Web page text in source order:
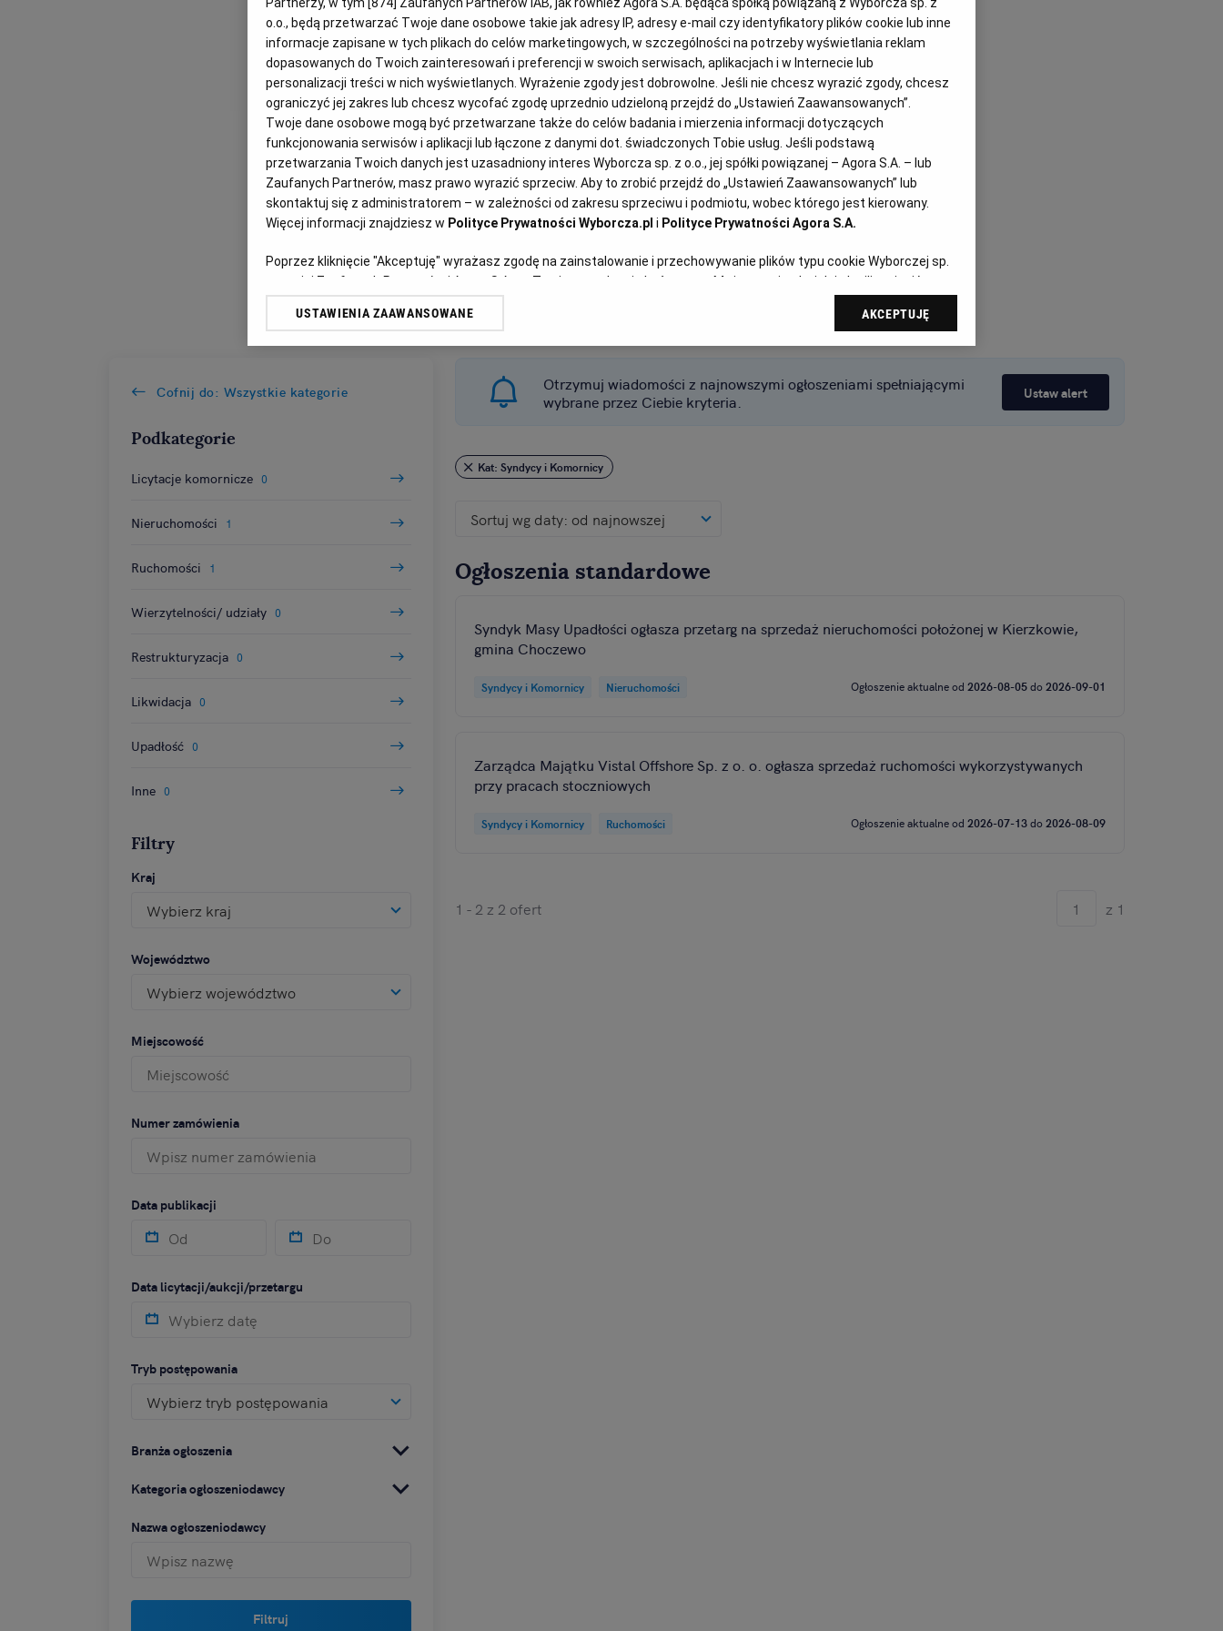
Cofnij do: Wszystkie kategorie
Podkategorie
Licytacje komornicze 0
Nieruchomości 1
Ruchomości 1
Wierzytelności/ udziały 0
Restrukturyzacja 0
Likwidacja 0
Upadłość 0
Inne 0
Filtry
Kraj
Wybierz kraj
Województwo
Wybierz województwo
Miejscowość
Numer zamówienia
Data publikacji
Data licytacji/aukcji/przetargu
Tryb postępowania
Wybierz tryb postępowania
Branża ogłoszenia
Kategoria ogłoszeniodawcy
Nazwa ogłoszeniodawcy
Filtruj
Otrzymuj wiadomości z najnowszymi ogłoszeniami spełniającymi
wybrane przez Ciebie kryteria.
Ustaw alert
Kat: Syndycy i Komornicy
Sortuj wg daty: od najnowszej
Ogłoszenia standardowe
Syndyk Masy Upadłości ogłasza przetarg na sprzedaż nieruchomości położonej w Kierzkowie,
gmina Choczewo
Syndycy i Komornicy Nieruchomości Ogłoszenie aktualne od 2026-08-05do 2026-09-01
Zarządca Majątku Vistal Offshore Sp. z o. o. ogłasza sprzedaż ruchomości wykorzystywanych
przy pracach stoczniowych
Syndycy i Komornicy Ruchomości Ogłoszenie aktualne od 2026-07-13do 2026-08-09
1 - 2 z 2 ofert z 1
Partnerzy, w tym [874] Zaufanych Partnerów IAB, jak również Agora S.A. będąca spółką powiązaną z Wyborcza sp. z
o.o., będą przetwarzać Twoje dane osobowe takie jak adresy IP, adresy e-mail czy identyfikatory plików cookie lub inne
informacje zapisane w tych plikach do celów marketingowych, w szczególności na potrzeby wyświetlania reklam
dopasowanych do Twoich zainteresowań i preferencji w swoich serwisach, aplikacjach i w Internecie lub
personalizacji treści w nich wyświetlanych. Wyrażenie zgody jest dobrowolne. Jeśli nie chcesz wyrazić zgody, chcesz
ograniczyć jej zakres lub chcesz wycofać zgodę uprzednio udzieloną przejdź do „Ustawień Zaawansowanych”.
Twoje dane osobowe mogą być przetwarzane także do celów badania i mierzenia informacji dotyczących
funkcjonowania serwisów i aplikacji lub łączone z danymi dot. świadczonych Tobie usług. Jeśli podstawą
przetwarzania Twoich danych jest uzasadniony interes Wyborcza sp. z o.o., jej spółki powiązanej – Agora S.A. – lub
Zaufanych Partnerów, masz prawo wyrazić sprzeciw. Aby to zrobić przejdź do „Ustawień Zaawansowanych” lub
skontaktuj się z administratorem – w zależności od zakresu sprzeciwu i podmiotu, wobec którego jest kierowany.
Więcej informacji znajdziesz w Polityce Prywatności Wyborcza.pl i Polityce Prywatności Agora S.A.
Poprzez kliknięcie "Akceptuję" wyrażasz zgodę na zainstalowanie i przechowywanie plików typu cookie Wyborczej sp.
z o. o. jej Zaufanych Partnerów i Agora S.A. na Twoim urządzeniu końcowym. Możesz też w każdej chwili zmienić
swoje preferencje dot. plików cookie, ponownie wywołując narzędzie do zarządzania Twoimi preferencjami dot.
przetwarzania danych poprzez odnośnik „Ustawienia prywatności” w stopce serwisu i przechodząc do sekcji
My, nasi Zaufani Partnerzy i Agora S.A. możemy przetwarzać dane osobowe w następujących celach:Użycie
dokładnych danych geolokalizacyjnych. Aktywne skanowanie charakterystyki urządzenia do celów identyfikacji.
USTAWIENIA ZAAWANSOWANE AKCEPTUJĘ